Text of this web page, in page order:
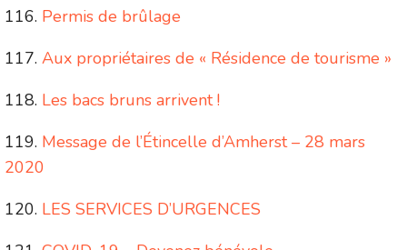
Permis de brûlage
Aux propriétaires de « Résidence de tourisme »
Les bacs bruns arrivent !
Message de l’Étincelle d’Amherst – 28 mars
2020
LES SERVICES D’URGENCES